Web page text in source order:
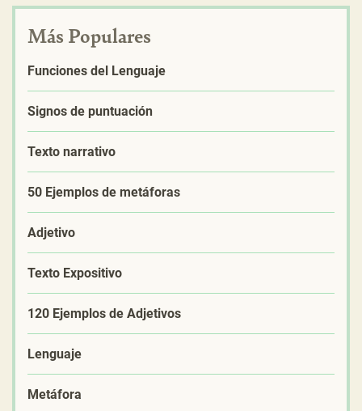
Más Populares
Funciones del Lenguaje
Signos de puntuación
Texto narrativo
50 Ejemplos de metáforas
Adjetivo
Texto Expositivo
120 Ejemplos de Adjetivos
Lenguaje
Metáfora